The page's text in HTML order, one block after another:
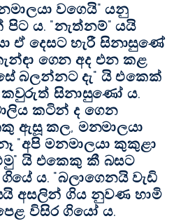
වගෙයි" යනු
ය. "නැත්නම්" යයි
ඒ දෙසට හැරී සිනාසුණේ
ගෙන අද එන කළ
බලන්නට දැ" යි එකෙක්‌
කවුරුත් සිනාසුණෝ ය.
කටින් ද ගෙන
ඇසූ කල, මනමාලයා
"අපි මනමාලයා කුකුළා
යි එකෙකු කී බසට
ය. "බලාගෙනයි වැඩි
අසලින් ගිය නුවණ හාමි
විසිර ගියෝ ය.